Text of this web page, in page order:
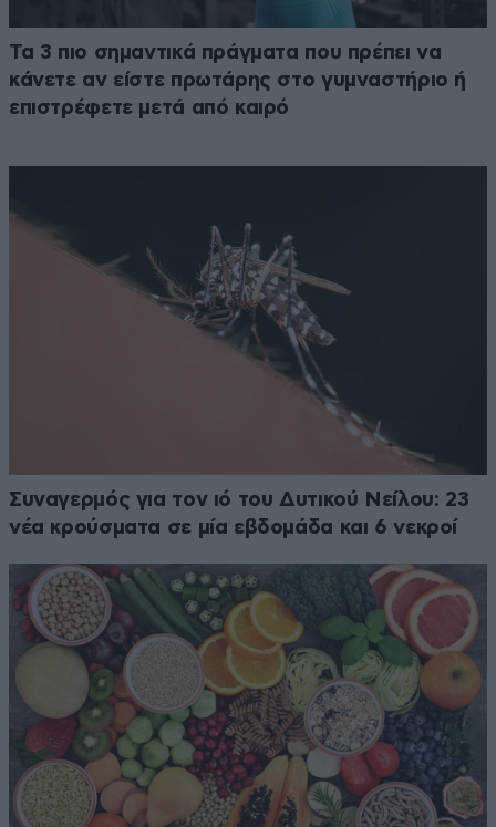
Τα 3 πιο σημαντικά πράγματα που πρέπει να
κάνετε αν είστε πρωτάρης στο γυμναστήριο ή
επιστρέφετε μετά από καιρό
Συναγερμός για τον ιό του Δυτικού Νείλου: 23
νέα κρούσματα σε μία εβδομάδα και 6 νεκροί